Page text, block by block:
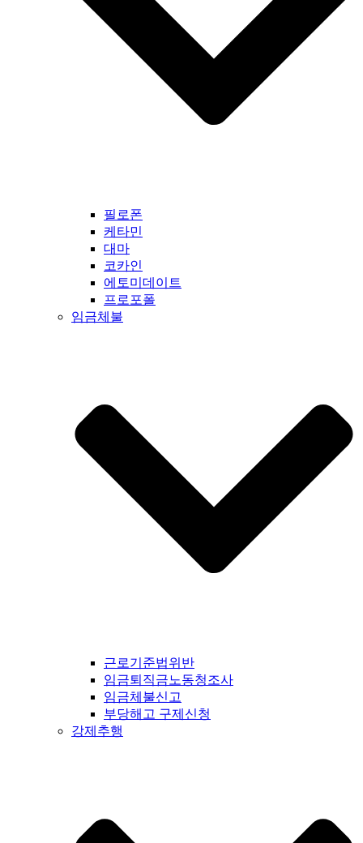
필로폰
케타민
대마
코카인
에토미데이트
프로포폴
임금체불
근로기준법위반
임금퇴직금노동청조사
임금체불신고
부당해고 구제신청
강제추행